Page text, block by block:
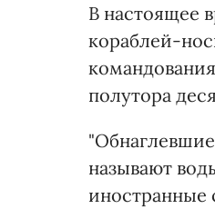
В настоящее
кораблей-
полутора
называют
иностранные